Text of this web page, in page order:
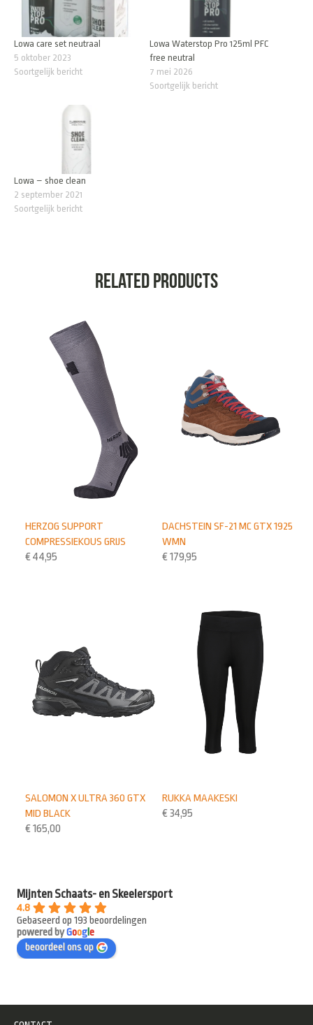
Lowa care set neutraal
5 oktober 2023
Soortgelijk bericht
Lowa Waterstop Pro 125ml PFC
free neutral
7 mei 2026
Soortgelijk bericht
Lowa – shoe clean
2 september 2021
Soortgelijk bericht
Related products
DACHSTEIN SF-21 MC GTX 1925
WMN
€ 179,95
HERZOG SUPPORT
COMPRESSIEKOUS GRIJS
€ 44,95
RUKKA MAAKESKI
€ 34,95
SALOMON X ULTRA 360 GTX
MID BLACK
€ 165,00
Mijnten Schaats- en Skeelersport
4.8
Gebaseerd op 193 beoordelingen
powered byGooge
beoordeel ons op